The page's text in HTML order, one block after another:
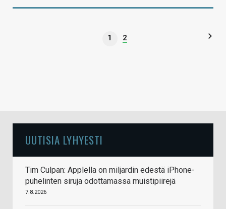
1 2
UUTISIA LYHYESTI
Tim Culpan: Applella on miljardin edestä iPhone-
puhelinten siruja odottamassa muistipiirejä
7.8.2026